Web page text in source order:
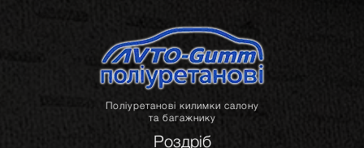
Поліуретанові килимки салону
та багажнику
Роздріб